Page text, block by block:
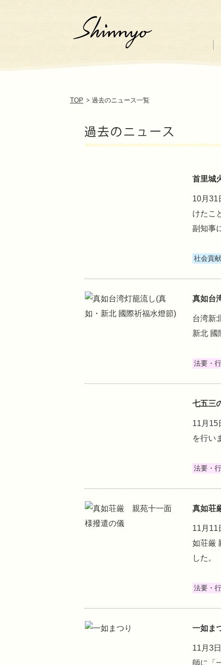
TOP 過去のニュース一覧
首里城
10月31
けたこ
副知事
社会貢
真如台
台湾新
新北 國
法要・
七五三
11月15
を行い
法要・
真如荘
11月11
如荘厳
した。
法要・
一如ま
11月3
師に「